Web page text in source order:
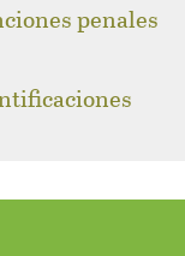
penales